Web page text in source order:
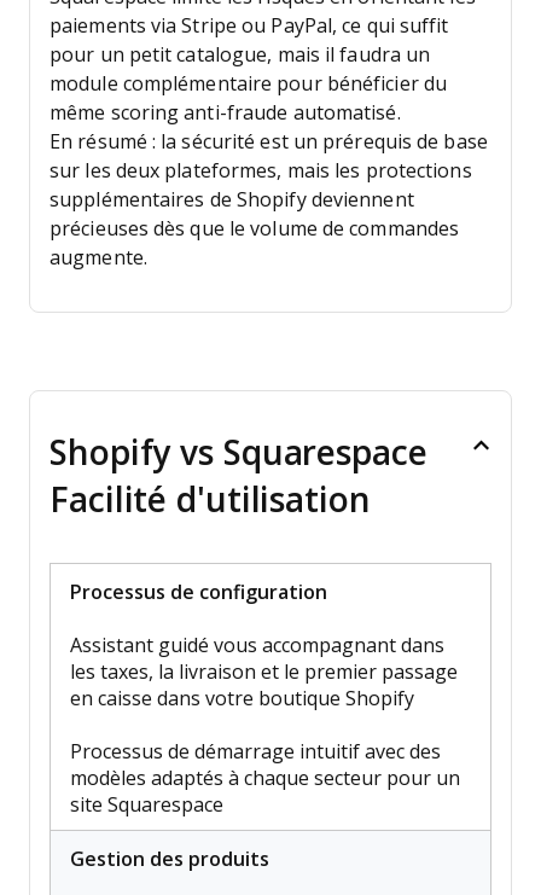
paiements via Stripe ou PayPal, ce qui suffit
pour un petit catalogue, mais il faudra un
module complémentaire pour bénéficier du
même scoring anti-fraude automatisé.
En résumé : la sécurité est un prérequis de base
sur les deux plateformes, mais les protections
supplémentaires de Shopify deviennent
précieuses dès que le volume de commandes
augmente.
Shopify vs Squarespace
Facilité d'utilisation
Processus de configuration
Assistant guidé vous accompagnant dans
les taxes, la livraison et le premier passage
en caisse dans votre boutique Shopify
Processus de démarrage intuitif avec des
modèles adaptés à chaque secteur pour un
site Squarespace
Gestion des produits